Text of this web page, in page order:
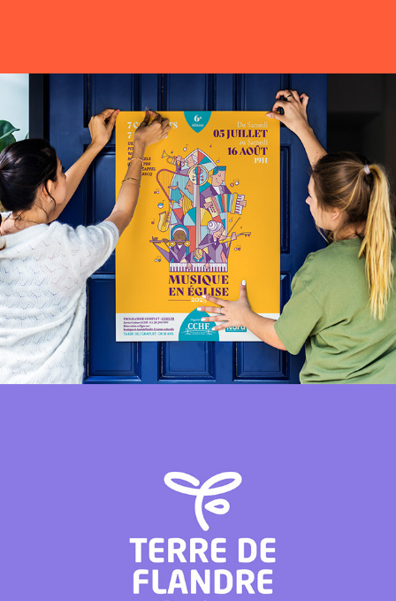
AFFICHES CCHF
TERRE DE FLANDRE TOURISME